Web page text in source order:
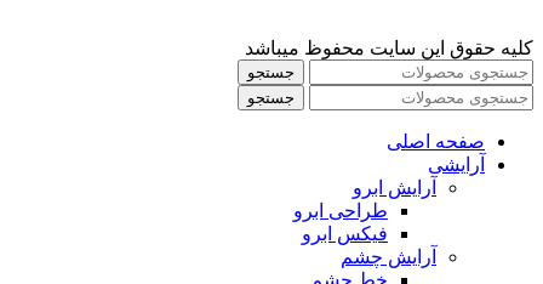
کلیه حقوق این سایت محفوظ میباشد
جستجو
جستجو
صفحه اصلی
آرایشی
آرايش ابرو
طراحی ابرو
فیکس ابرو
آرايش چشم
خط چشم